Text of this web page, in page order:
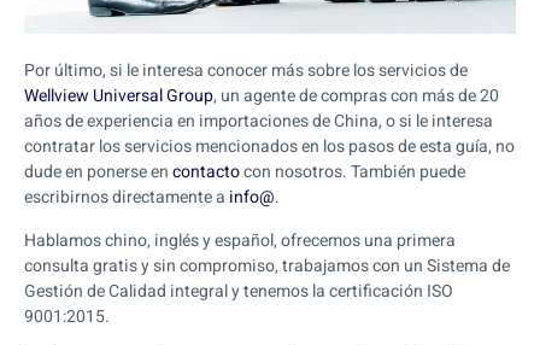
Por último, si le interesa conocer más sobre los servicios de
Wellview Universal Group, un agente de compras con más de 20
años de experiencia en importaciones de China, o si le interesa
contratar los servicios mencionados en los pasos de esta guía, no
dude en ponerse encontactocon nosotros. También puede
escribirnos directamente a info@.
Hablamos chino, inglés y español, ofrecemos una primera
consulta gratis y sin compromiso, trabajamos con un Sistema de
Gestión de Calidad integral y tenemos la certificación ISO
9001:2015.